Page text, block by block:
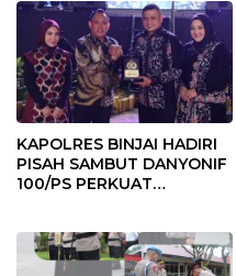
KAPOLRES BINJAI HADIRI
PISAH SAMBUT DANYONIF
100/PS PERKUAT